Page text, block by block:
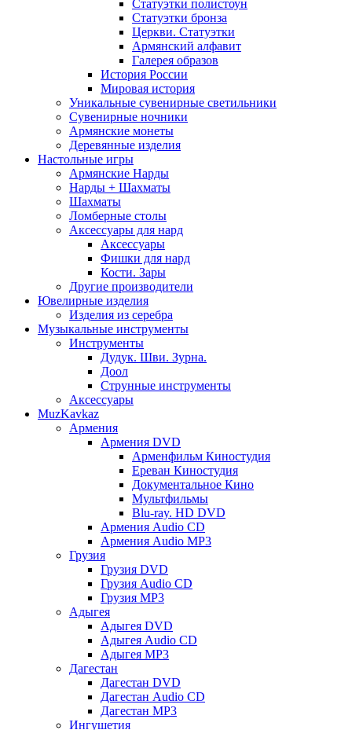
Статуэтки полистоун
Статуэтки бронза
Церкви. Статуэтки
Армянский алфавит
Галерея образов
История России
Мировая история
Уникальные сувенирные светильники
Сувенирные ночники
Армянские монеты
Деревянные изделия
Настольные игры
Армянские Нарды
Нарды + Шахматы
Шахматы
Ломберные столы
Аксессуары для нард
Аксессуары
Фишки для нард
Кости. Зары
Другие производители
Ювелирные изделия
Изделия из серебра
Музыкальные инструменты
Инструменты
Дудук. Шви. Зурна.
Доол
Струнные инструменты
Аксессуары
MuzKavkaz
Армения
Армения DVD
Арменфильм Киностудия
Ереван Киностудия
Документальное Кино
Мультфильмы
Blu-ray. HD DVD
Армения Audio CD
Армения Audio MP3
Грузия
Грузия DVD
Грузия Audio CD
Грузия MP3
Адыгея
Адыгея DVD
Адыгея Audio CD
Адыгея MP3
Дагестан
Дагестан DVD
Дагестан Audio CD
Дагестан MP3
Ингушетия